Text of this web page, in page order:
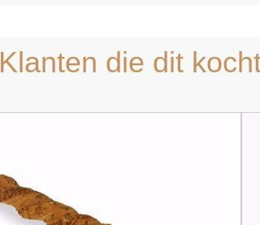
Klanten die dit